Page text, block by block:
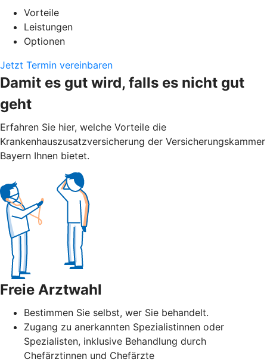
Vorteile
Leistungen
Optionen
Jetzt Termin vereinbaren
Damit es gut wird, falls es nicht gut
geht
Erfahren Sie hier, welche Vorteile die
Krankenhauszusatzversicherung der Versicherungskammer
Bayern Ihnen bietet.
Freie Arztwahl
Bestimmen Sie selbst, wer Sie behandelt.
Zugang zu anerkannten Spezialistinnen oder
Spezialisten, inklusive Behandlung durch
Chefärztinnen und Chefärzte